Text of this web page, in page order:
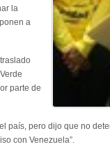
la
a
parte de
país, pero dijo que no
con Venezuela”.